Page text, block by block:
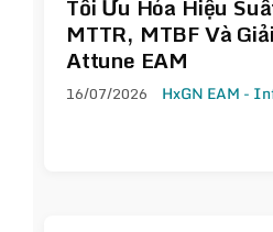
Tối Ưu Hóa Hiệu
MTTR, MTBF Và
Attune EAM
16/07/2026 HxGN EAM -